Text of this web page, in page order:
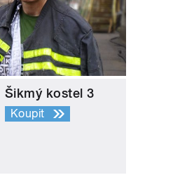
Šikmý kostel 3
Koupit